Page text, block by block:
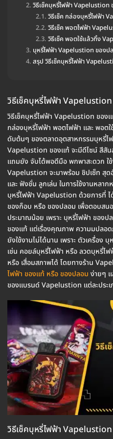
วิธีเช็คบุหรี่ไฟฟ้า Vapelustion
วิธีเช็ค กล่องบุหรี่ไฟฟ้า
วิธีเช็ค พอตไฟฟ้า
วิธีเช็ค พอตใช้แล้วทิ้ง
บุหรี่ไฟฟ้า Vapelustion ของป
สรุป วิธีเช็คบุหรี่ไฟฟ้า
วิธีเช็คบุหรี่ไฟฟ้า
วิธีเช็คบุหรี่ไฟฟ้า Vapelustion ของ
กล่องบุหรี่ไฟฟ้า พอตไฟฟ้า และ พอต
ดับต้นๆ ของตลาดอุตสาหกรรมบุหรี่ไ
Vapelustion ของแท้ จะมีดีไซน์ สีสั
แถมยัง จับได้พอดีมือ พกพาสะดวก ใ
Vapelustion จะมาพร้อม ชิปเซ็ท สุด
และ ฟังชั่น ลูกเล่น ในการใช้งานหลาก
บุหรี่ไฟฟ้า Vapelustion ด้วยการที่
ของก็อบ หรือ ของปลอม เพื่อตอบสน
ประมาณน้อย เพราะ บุหรี่ไฟฟ้า ของป
ของแท้ แต่เรื่องคุณภาพ ความมปลอ
ยังใช้งานไม่ได้นาน เพราะ ตัวเครื่อง
เช่น คอยล์บุหรี่ไฟฟ้า หรือ ลวดบุหรี่ไฟ
หรือ เสื่อมสภาพได้ โดยทางร้าน
ไฟฟ้า ของแท้ หรือ ของปลอม ง่ายๆ แ
ของแบรนด์ Vapelustion แต่ละประเ
วิธีเช็คบุหรี่ไฟฟ้า Vapelustion